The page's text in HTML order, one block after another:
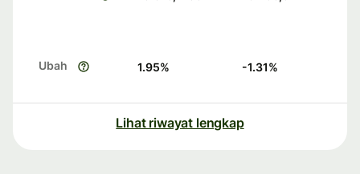
Ubah 1.95% -1.31%
Lihat riwayat lengkap